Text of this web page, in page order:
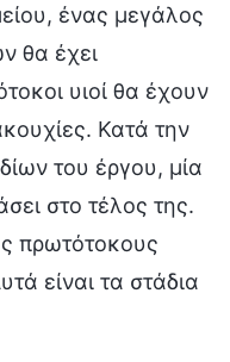
ένας μεγάλος
θα έχει
υιοί θα έχουν
Κατά την
του έργου, μία
στο τέλος της.
πρωτότοκους
είναι τα στάδια